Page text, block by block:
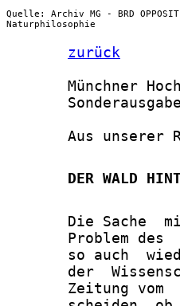
Quelle: Archiv MG - BRD
Naturphilosophie
zurück
Münchner
Aus unserer
DER WALD
Die Sache
Problem des
so auch
der
Zeitung vom